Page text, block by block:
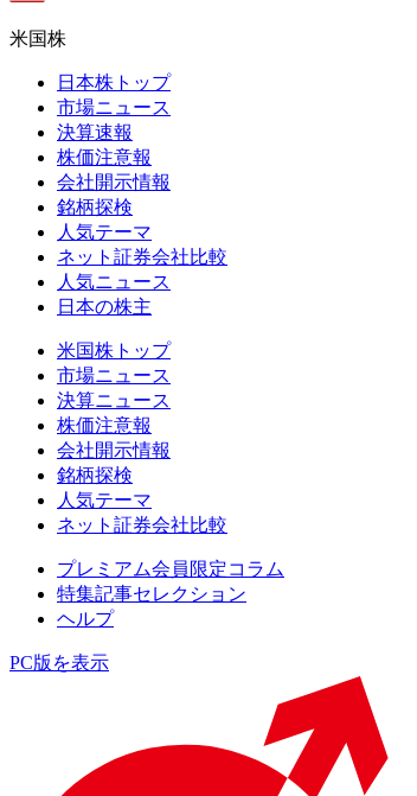
米国株
日本株トップ
市場ニュース
決算速報
株価注意報
会社開示情報
銘柄探検
人気テーマ
ネット証券会社比較
人気ニュース
日本の株主
米国株トップ
市場ニュース
決算ニュース
株価注意報
会社開示情報
銘柄探検
人気テーマ
ネット証券会社比較
プレミアム会員限定コラム
特集記事セレクション
ヘルプ
PC版を表示